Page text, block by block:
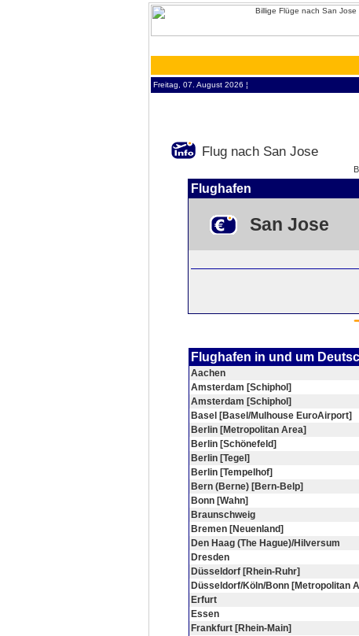
Freitag, 07. August 2026 ¦
Flug nach San Jose
Flughafen
San Jose
Flughafen in und um
Aachen
Amsterdam [Schiphol]
Amsterdam [Schiphol]
Basel [Basel/Mulhouse EuroAirport]
Berlin [Metropolitan Area]
Berlin [Schönefeld]
Berlin [Tegel]
Berlin [Tempelhof]
Bern (Berne) [Bern-Belp]
Bonn [Wahn]
Braunschweig
Bremen [Neuenland]
Den Haag (The Hague)/Hilversum
Dresden
Düsseldorf [Rhein-Ruhr]
Düsseldorf/Köln/Bonn [Metropolitan
Erfurt
Essen
Frankfurt [Rhein-Main]